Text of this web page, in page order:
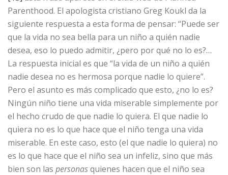
Parenthood. El apologista cristiano Greg Koukl da la
siguiente respuesta a esta forma de pensar: “Puede ser
que la vida no sea bella para un niño a quién nadie
desea, eso lo puedo admitir, ¿pero por qué no lo es?…
La respuesta inicial es que “la vida de un niño a quién
nadie desea no es hermosa porque nadie lo quiere”.
Pero el asunto es más complicado que esto, ¿no lo es?
Ningún niño tiene una vida miserable simplemente por
el hecho crudo de que nadie lo quiera. El que nadie lo
quiera no es lo que hace que el niño tenga una vida
miserable. En este caso, esto (el que nadie lo quiera) no
es lo que hace que el niño sea un infeliz, sino que más
bien son las personasquienes hacen que el niño sea